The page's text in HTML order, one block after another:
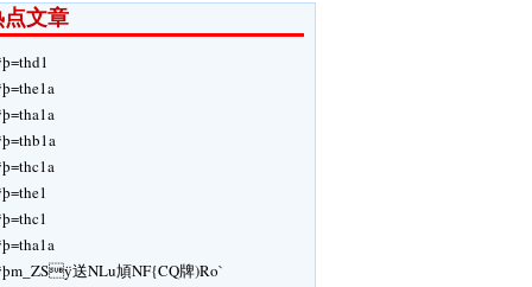
文章
送NLu頄NF{CQ牌)Ro`